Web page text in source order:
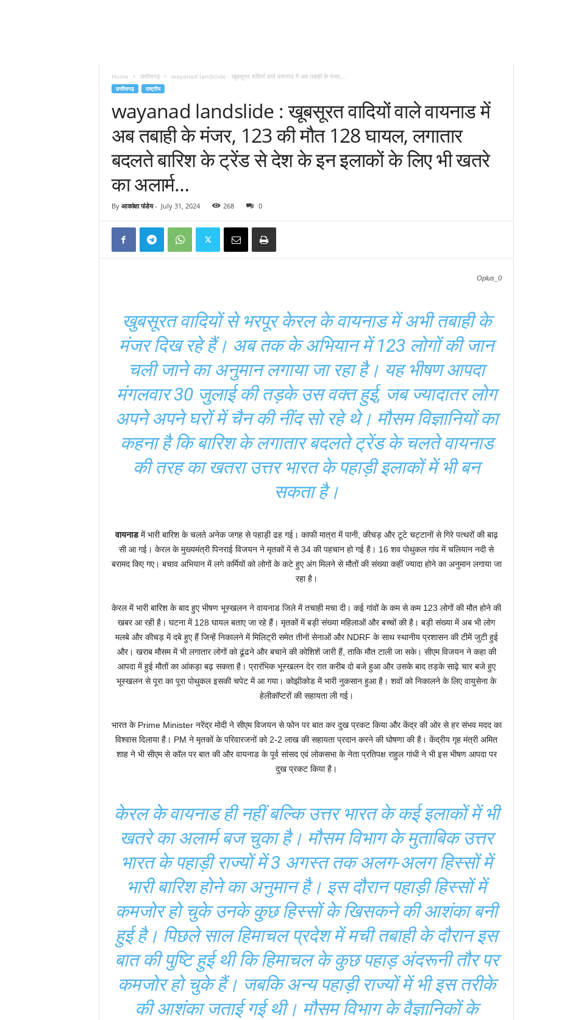
Home छत्तीसगढ़ wayanad landslide : खूबसूरत वादियों वाले वायनाड में अब तबाही के मंजर,...
छत्तीसगढ़ राष्ट्रीय
wayanad landslide : खूबसूरत वादियों वाले वायनाड में
अब तबाही के मंजर, 123 की मौत 128 घायल, लगातार
बदलते बारिश के ट्रेंड से देश के इन इलाकों के लिए भी खतरे
का अलार्म…
By आकांक्षा पांडेय- July 31, 2024 268 0
Oplus_0
खुबसूरत वादियों से भरपूर केरल के वायनाड में अभी तबाही के
मंजर दिख रहे हैं। अब तक के अभियान में 123 लोगों की जान
चली जाने का अनुमान लगाया जा रहा है। यह भीषण आपदा
मंगलवार 30 जुलाई की तड़के उस वक्त हुई, जब ज्यादातर लोग
अपने अपने घरों में चैन की नींद सो रहे थे। मौसम विज्ञानियों का
कहना है कि बारिश के लगातार बदलते ट्रेंड के चलते वायनाड
की तरह का खतरा उत्तर भारत के पहाड़ी इलाकों में भी बन
सकता है।
वायनाडमें भारी बारिश के चलते अनेक जगह से पहाड़ी ढह गई। काफी मात्रा में पानी, कीचड़ और टूटे चट्टानों से गिरे पत्थरों की बाढ़
सी आ गई। केरल के मुख्यमंत्री पिनराई विजयन ने मृतकों में से 34 की पहचान हो गई है। 16 शव पोथुकल गांव में चलियान नदी से
बरामद किए गए। बचाव अभियान में लगे कर्मियों को लोगों के कटे हुए अंग मिलने से मौतों की संख्या कहीं ज्यादा होने का अनुमान लगाया जा
रहा है।
केरल में भारी बारिश के बाद हुए भीषण भूस्खलन ने वायनाड जिले में तचाही मचा दी। कई गांवों के कम से कम 123 लोगों की मौत होने की
खबर आ रही है। घटना में 128 घायल बताए जा रहे हैं। मृतकों में बड़ी संख्या महिलाओं और बच्चों की है। बड़ी संख्या में अब भी लोग
मलबे और कीचड़ में दबे हुए हैं जिन्हें निकालने में मिलिट्री समेत तीनों सेनाओं और NDRF के साथ स्थानीय प्रशासन की टीमें जुटी हुई
और। खराब मौसम में भी लगातार लोगों को ढूंढने और बचाने की कोशिशें जारी हैं, ताकि मौत टाली जा सके। सीएम विजयन ने कहा की
आपदा में हुई मौतों का आंकड़ा बढ़ सकता है। प्रारंभिक भूस्खलन देर रात करीब दो बजे हुआ और उसके बाद तड़के साढ़े चार बजे हुए
भूस्खलन से पूरा का पूरा पोथुकल इसकी चपेट में आ गया। कोझीकोड में भारी नुकसान हुआ है। शवों को निकालने के लिए वायुसेना के
हेलीकॉप्टरों की सहायता ली गई।
भारत के Prime Minister नरेंद्र मोदी ने सीएम विजयन से फोन पर बात कर दुख प्रकट किया और केंद्र की ओर से हर संभव मदद का
विश्वास दिलाया है। PM ने मृतकों के परिवारजनों को 2-2 लाख की सहायता प्रदान करने की घोषणा की है। केंद्रीय गृह मंत्री अमित
शाह ने भी सीएम से कॉल पर बात की और वायनाड के पूर्व सांसद एवं लोकसभा के नेता प्रतिपक्ष राहुल गांधी ने भी इस भीषण आपदा पर
दुख प्रकट किया है।
केरल के वायनाड ही नहीं बल्कि उत्तर भारत के कई इलाकों में भी
खतरे का अलार्म बज चुका है। मौसम विभाग के मुताबिक उत्तर
भारत के पहाड़ी राज्यों में 3 अगस्त तक अलग-अलग हिस्सों में
भारी बारिश होने का अनुमान है। इस दौरान पहाड़ी हिस्सों में
कमजोर हो चुके उनके कुछ हिस्सों के खिसकने की आशंका बनी
हुई है। पिछले साल हिमाचल प्रदेश में मची तबाही के दौरान इस
बात की पुष्टि हुई थी कि हिमाचल के कुछ पहाड़ अंदरूनी तौर पर
कमजोर हो चुके हैं। जबकि अन्य पहाड़ी राज्यों में भी इस तरीके
की आशंका जताई गई थी। मौसम विभाग के वैज्ञानिकों के